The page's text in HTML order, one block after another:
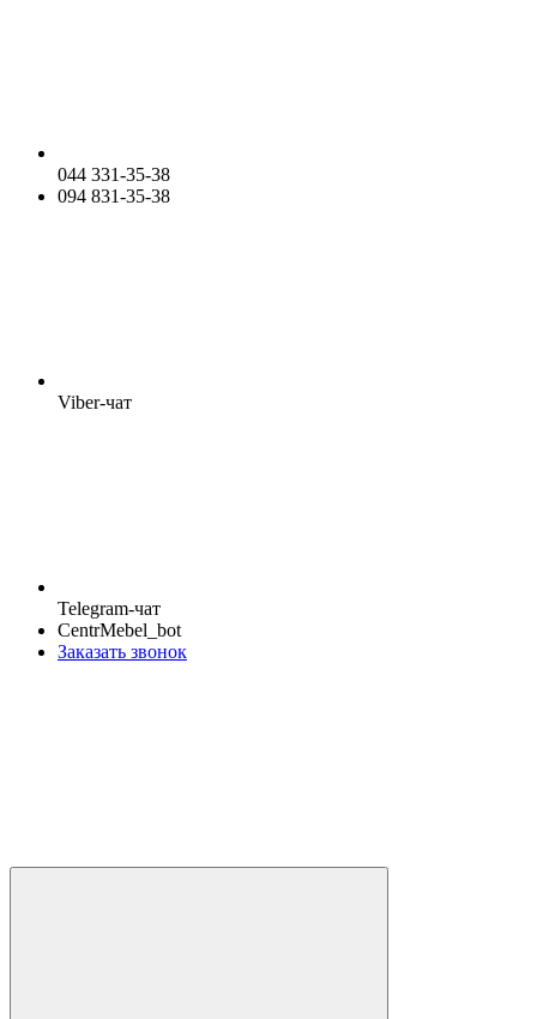
044 331-35-38
094 831-35-38
Viber-чат
Telegram-чат
CentrMebel_bot
Заказать звонок